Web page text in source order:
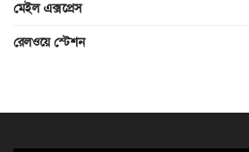
মেইল এক্সপ্রেস
রেলওয়ে স্টেশন